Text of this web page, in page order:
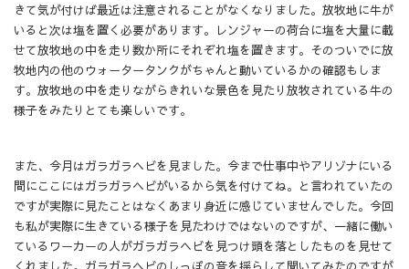
きて気が付けば最近は注意されることがなくなりました。放牧地に牛が
いると次は塩を置く必要があります。レンジャーの荷台に塩を大量に載
せて放牧地の中を走り数か所にそれぞれ塩を置きます。そのついでに放
牧地内の他のウォータータンクがちゃんと動いているかの確認もしま
す。放牧地の中を走りながらきれいな景色を見たり放牧されている牛の
様子をみたりとても楽しいです。
また、今月はガラガラヘビを見ました。今まで仕事中やアリゾナにいる
間にここにはガラガラヘビがいるから気を付けてね。と言われていたの
ですが実際に見たことはなくあまり身近に感じていませんでした。今回
も私が実際に生きている様子を見たわけではないのですが、一緒に働い
ているワーカーの人がガラガラヘビを見つけ頭を落としたものを見せて